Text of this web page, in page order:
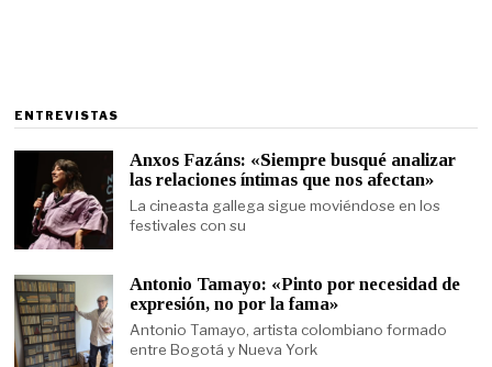
ENTREVISTAS
Anxos Fazáns: «Siempre busqué analizar
las relaciones íntimas que nos afectan»
La cineasta gallega sigue moviéndose en los
festivales con su
Antonio Tamayo: «Pinto por necesidad de
expresión, no por la fama»
Antonio Tamayo, artista colombiano formado
entre Bogotá y Nueva York